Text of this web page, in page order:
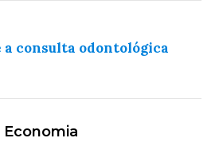
a consulta odontológica
Economia